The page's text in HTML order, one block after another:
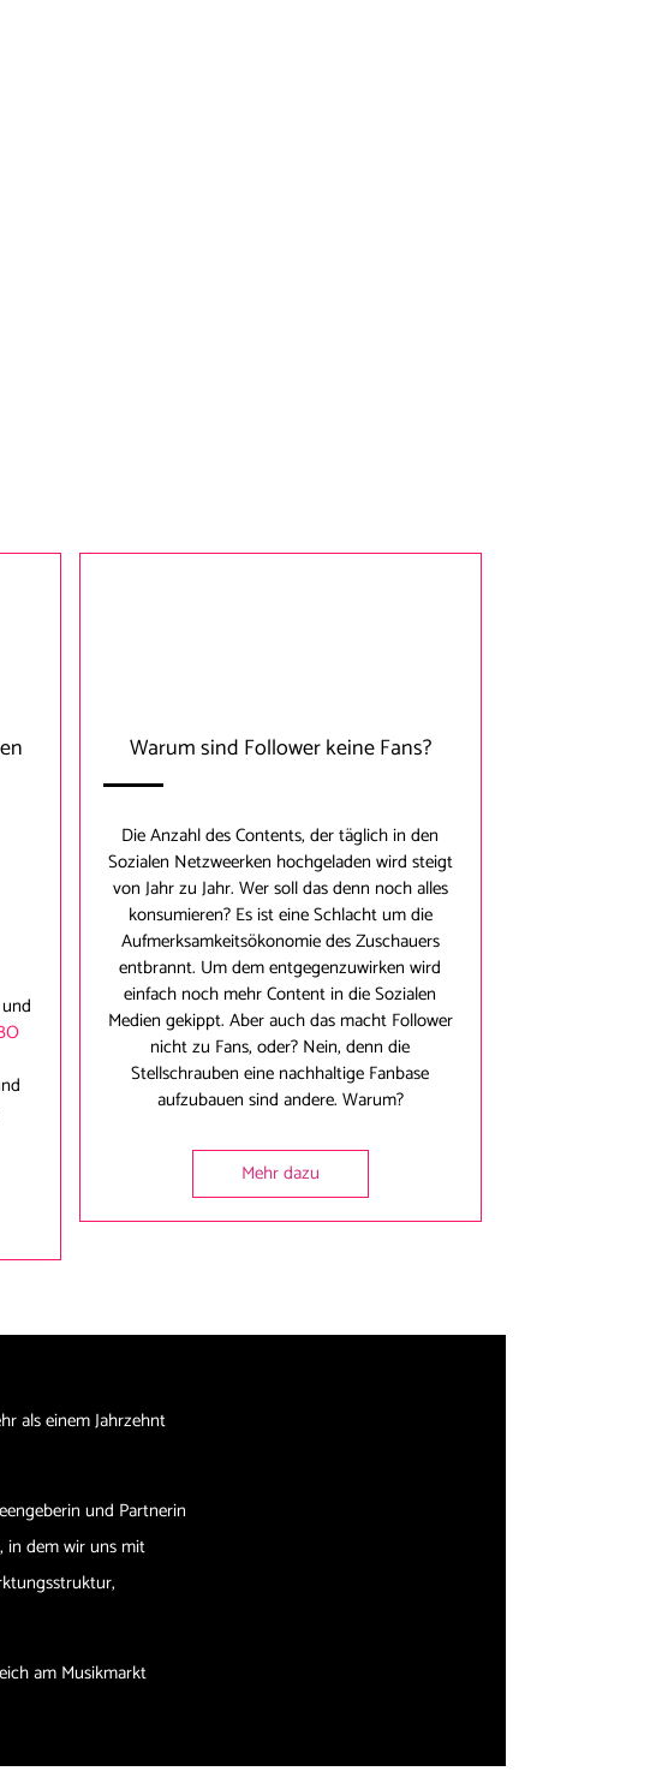
Warum sind Follower keine Fans?
Die Anzahl des Contents, der täglich in den
Sozialen Netzweerken hochgeladen wird steigt
von Jahr zu Jahr. Wer soll das denn noch alles
konsumieren? Es ist eine Schlacht um die
Aufmerksamkeitsökonomie des Zuschauers
entbrannt. Um dem entgegenzuwirken wird
einfach noch mehr Content in die Sozialen
Medien gekippt. Aber auch das macht Follower
nicht zu Fans, oder? Nein, denn die
Stellschrauben eine nachhaltige Fanbase
aufzubauen sind andere. Warum?
Mehr dazu
als einem Jahrzehnt
und Partnerin
in dem wir uns mit
am Musikmarkt